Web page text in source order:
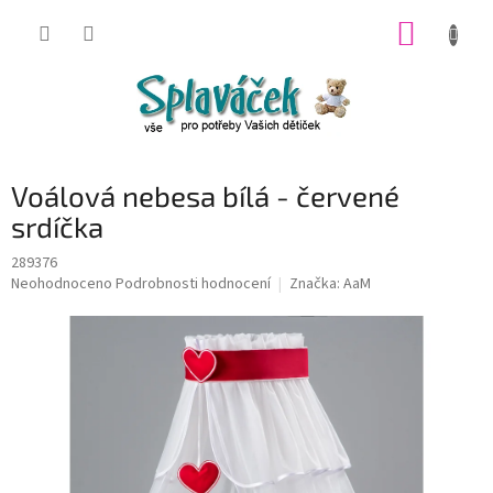
Voálová nebesa bílá - červené
srdíčka
289376
Průměrné
Neohodnoceno Podrobnosti hodnocení Značka: AaM